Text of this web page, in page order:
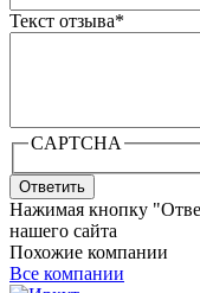
Текст отзыва*
CAPTCHA
Ответить
Нажимая кнопку
нашего сайта
Похожие компании
Все компании